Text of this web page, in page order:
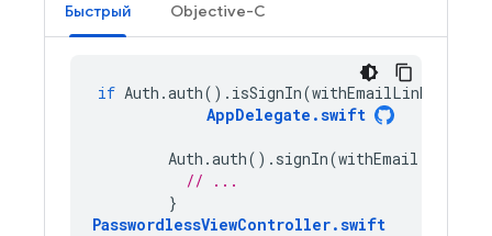
Быстрый Objective-C
if Auth .auth(). isSignIn(withEmailLink
AppDelegate .swift
Auth .auth(). signIn(withEmail
// ...
}
PasswordlessViewController.swift